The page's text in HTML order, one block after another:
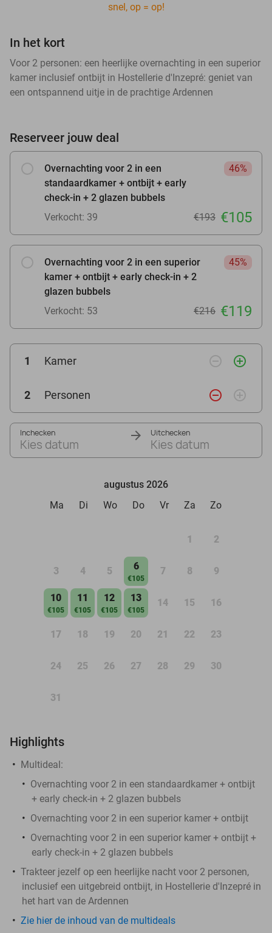
snel, op = op!
In het kort
Voor 2 personen: een heerlijke overnachting in een superior
kamer inclusief ontbijt in Hostellerie d'Inzepré: geniet van
een ontspannend uitje in de prachtige Ardennen
Reserveer jouw deal
Overnachting voor 2 in een
standaardkamer + ontbijt + early
check-in + 2 glazen bubbels
46%
Verkocht: 39 €193 €105
Overnachting voor 2 in een superior
kamer + ontbijt + early check-in + 2
glazen bubbels
45%
Verkocht: 53 €216 €119
1 Kamer remove_circle_outline add_circle_outline
2 Personen remove_circle_outline add_circle_outline
Inchecken
Kies datum
Uitchecken
Kies datum
augustus 2026
Ma
Di Wo Do Vr Za Zo
1 2
3 4 5 6
€105
7 8 9
10
€105
11
€105
12
€105
13
€105
14 15 16
17 18 19 20 21 22 23
24 25 26 27 28 29 30
31
Highlights
Multideal:
Overnachting voor 2 in een standaardkamer + ontbijt
+ early check-in + 2 glazen bubbels
Overnachting voor 2 in een superior kamer + ontbijt
Overnachting voor 2 in een superior kamer + ontbijt +
early check-in + 2 glazen bubbels
Trakteer jezelf op een heerlijke nacht voor 2 personen,
inclusief een uitgebreid ontbijt, in Hostellerie d'Inzepré in
het hart van de Ardennen
Zie hier de inhoud van de multideals